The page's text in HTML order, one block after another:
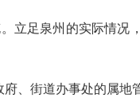
足泉州的实际情况
、街道办事处的属地